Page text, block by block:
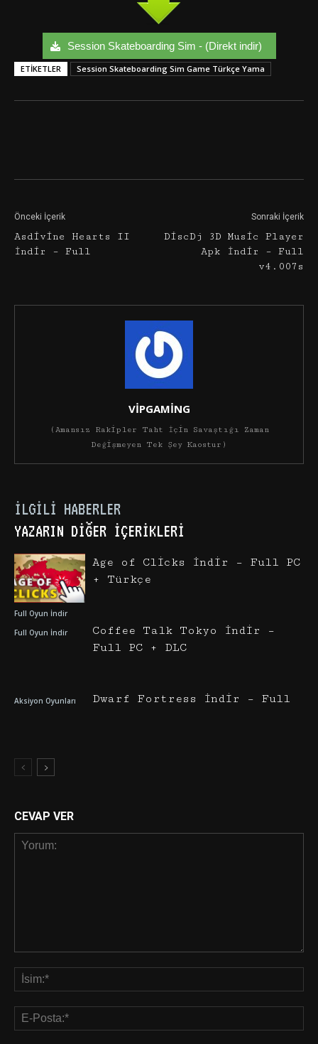
Session Skateboarding Sim - (Direkt indir)
ETIKETLER Session Skateboarding Sim Game Türkçe Yama
Önceki İçerik
Asdivine Hearts II
İndir – Full
Sonraki İçerik
DiscDj 3D Music Player
Apk İndir – Full
v4.007s
VİPGAMİNG
(Amansız Rakipler Taht İçin Savaştığı Zaman
Değişmeyen Tek Şey Kaostur)
İLGILI HABERLER
YAZARIN DIĞER İÇERIKLERI
Full Oyun İndir
Age of Clicks İndir – Full PC
+ Türkçe
Full Oyun İndir
Coffee Talk Tokyo İndir –
Full PC + DLC
Aksiyon Oyunları Dwarf Fortress İndir – Full
CEVAP VER